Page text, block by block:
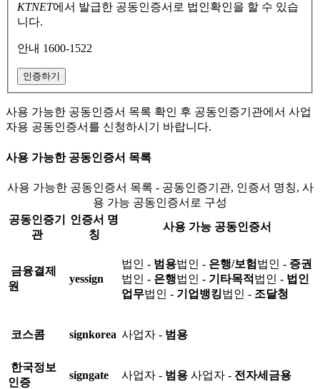
KTNET에서 발급한 공동인증서로 법인확인을 할 수 있습
니다.
안내 1600-1522
인증하기
사용 가능한 공동인증서 목록 확인 후 공동인증기관에서 사업
자용 공동인증서를 신청하시기 바랍니다.
사용 가능한 공동인증서 목록
사용 가능한 공동인증서 목록 - 공동인증기관, 인증서 명칭, 사
용 가능 공동인증서로 구성
공동인증기
관
인증서 명
칭
사용 가능 공동인증서
금융결제
원
yessign
법인 - 범용법인 - 은행/보험 법인 - 증권
법인 - 은행법인 - 기타목적 법인 - 법인
업무법인 - 기업뱅킹법인 - 조달청
코스콤 signkorea 사업자 - 범용
한국정보
인증
signgate 사업자 - 범용 사업자 - 전자세금용